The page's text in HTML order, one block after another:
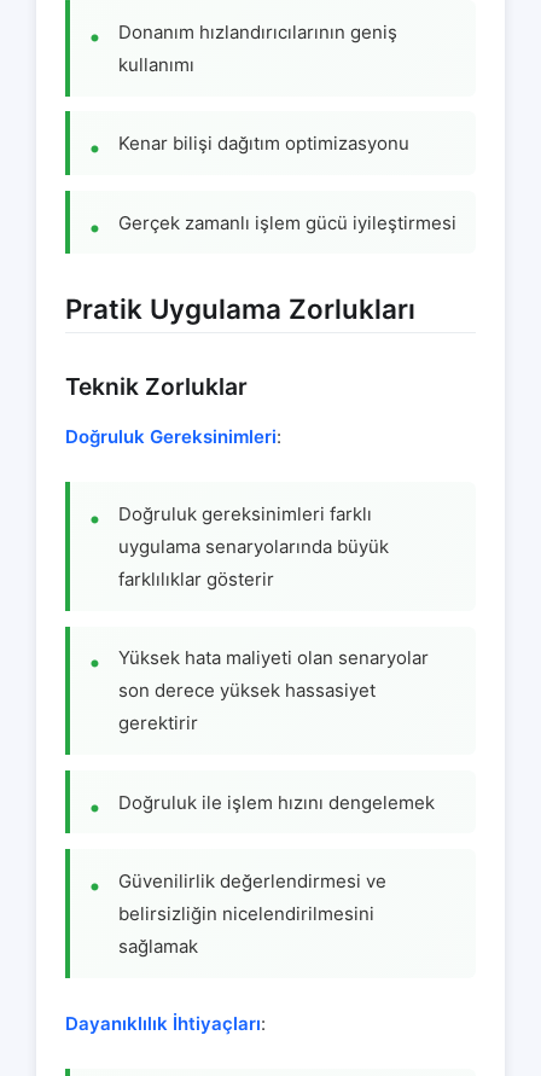
Donanım hızlandırıcılarının geniş
kullanımı
Kenar bilişi dağıtım optimizasyonu
Gerçek zamanlı işlem gücü iyileştirmesi
Pratik Uygulama Zorlukları
Teknik Zorluklar
Doğruluk Gereksinimleri:
Doğruluk gereksinimleri farklı
uygulama senaryolarında büyük
farklılıklar gösterir
Yüksek hata maliyeti olan senaryolar
son derece yüksek hassasiyet
gerektirir
Doğruluk ile işlem hızını dengelemek
Güvenilirlik değerlendirmesi ve
belirsizliğin nicelendirilmesini
sağlamak
Dayanıklılık İhtiyaçları: